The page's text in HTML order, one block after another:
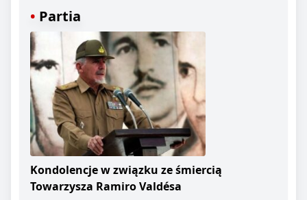
Partia
Kondolencje w związku ze śmiercią
Towarzysza Ramiro Valdésa